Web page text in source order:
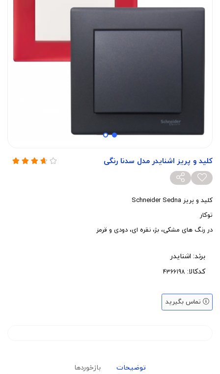
کلید و پریز اشنایدر مدل سدنا رنگی
کلید و پریز Schneider Sedna
توکار
در رنگ های مشکی، بژ، نقره ای، دودی و قرمز
برند: اشنایدر
کدکالا:
تماس بگیرید
توضیحات بازخوردها